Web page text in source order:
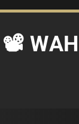
📽